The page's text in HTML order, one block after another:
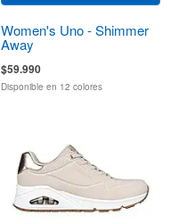
Women's Uno - Shimmer
Away
$59.990
Disponible en 12 colores